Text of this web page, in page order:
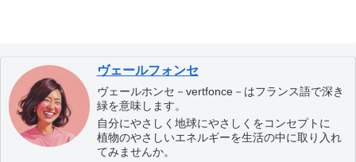
ヴェールフォンセ
ヴェールホンセ－vertfonce－はフランス語で深き
緑を意味します。
自分にやさしく地球にやさしくをコンセプトに
植物のやさしいエネルギーを生活の中に取り入れ
てみませんか。